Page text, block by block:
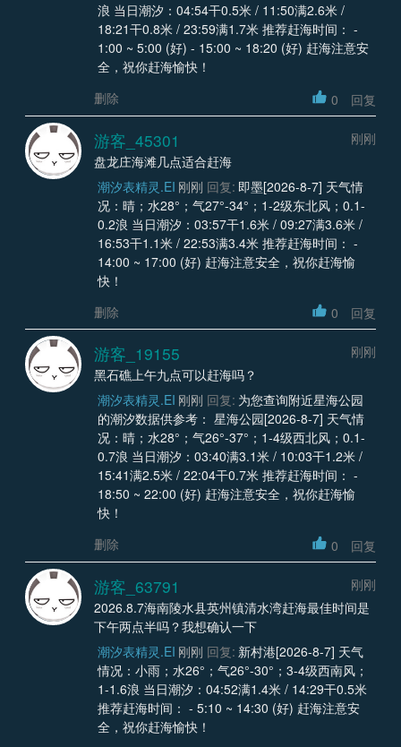
浪 当日潮汐：04:54干0.5米 / 11:50满2.6米 /
18:21干0.8米 / 23:59满1.7米 推荐赶海时间： -
1:00 ~ 5:00 (好) - 15:00 ~ 18:20 (好) 赶海注意安
全，祝你赶海愉快！
删除
0 回复
游客_45301
刚刚
盘龙庄海滩几点适合赶海
潮汐表精灵.EI 刚刚 回复: 即墨[2026-8-7] 天气情
况：晴；水28°；气27°-34°；1-2级东北风；0.1-
0.2浪 当日潮汐：03:57干1.6米 / 09:27满3.6米 /
16:53干1.1米 / 22:53满3.4米 推荐赶海时间： -
14:00 ~ 17:00 (好) 赶海注意安全，祝你赶海愉
快！
删除
0 回复
游客_19155
刚刚
黑石礁上午九点可以赶海吗？
潮汐表精灵.EI 刚刚 回复: 为您查询附近星海公园
的潮汐数据供参考： 星海公园[2026-8-7] 天气情
况：晴；水28°；气26°-37°；1-4级西北风；0.1-
0.7浪 当日潮汐：03:40满3.1米 / 10:03干1.2米 /
15:41满2.5米 / 22:04干0.7米 推荐赶海时间： -
18:50 ~ 22:00 (好) 赶海注意安全，祝你赶海愉
快！
删除
0 回复
游客_63791
刚刚
2026.8.7海南陵水县英州镇清水湾赶海最佳时间是
下午两点半吗？我想确认一下
潮汐表精灵.EI 刚刚 回复: 新村港[2026-8-7] 天气
情况：小雨；水26°；气26°-30°；3-4级西南风；
1-1.6浪 当日潮汐：04:52满1.4米 / 14:29干0.5米
推荐赶海时间： - 5:10 ~ 14:30 (好) 赶海注意安
全，祝你赶海愉快！